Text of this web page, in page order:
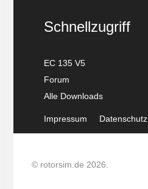
Schnellzugriff
EC 135 V5
Forum
Alle Downloads
Impressum Datenschutz
© rotorsim.de 2026.